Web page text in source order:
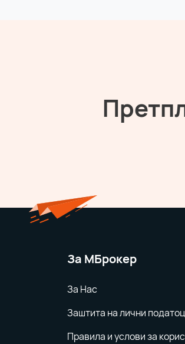
За MБрокер
За Нас
Заштита на лични
Правила и услови за